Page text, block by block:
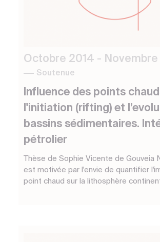
Octobre 2014 - Novembre
Soutenue
Influence des points
l'initiation (rifting) et
bassins sédimentaires.
pétrolier
Thèse de Sophie Vicente de Gouveia
est motivée par l'envie de quantifier
point chaud sur la lithosphère